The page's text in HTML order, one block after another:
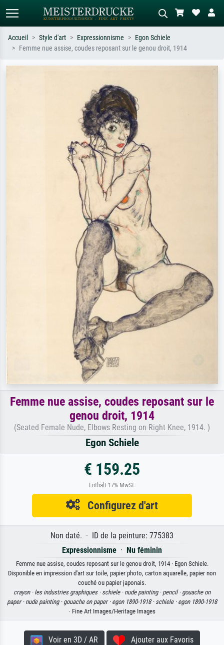
impressionnisme, vague de Hokusai,
tableau sombre, nu debout près d'un
Accueil Style d'art Expressionnisme
Egon Schiele
Femme nue assise, coudes reposant sur le genou droit, 1914
Femme nue assise, coudes reposant sur le
genou droit, 1914
(Seated Female Nude, Elbows Resting on Right Knee, 1914. )
Egon Schiele
€ 159.25
Enthält 17% MwSt.
Configurez d'art
Non daté. · ID de la peinture: 775383
Expressionnisme · Nu féminin
Femme nue assise, coudes reposant sur le genou droit, 1914 · Egon Schiele.
Disponible en impression d'art sur toile, papier photo, carton aquarelle, papier non
couché ou papier japonais.
crayon · les industries graphiques · schiele · nude painting · pencil · gouache on
paper · nude painting · gouache on paper · egon 1890-1918 · schiele · egon 1890-1918
· Fine Art Images/Heritage Images
Voir en 3D / AR Ajouter aux Favoris